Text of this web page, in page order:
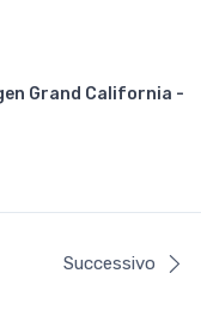
Grand California -
Successivo